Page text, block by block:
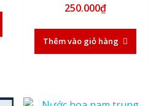
5.00
5 sao
250.000₫
Thêm vào giỏ hàng